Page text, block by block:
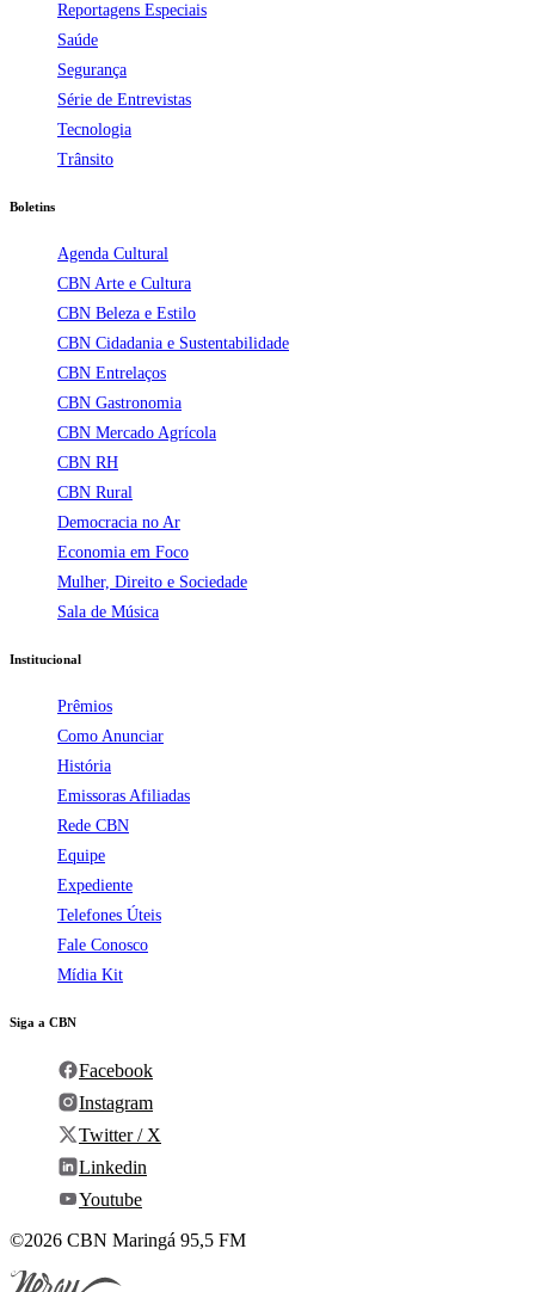
Reportagens Especiais
Saúde
Segurança
Série de Entrevistas
Tecnologia
Trânsito
Boletins
Agenda Cultural
CBN Arte e Cultura
CBN Beleza e Estilo
CBN Cidadania e Sustentabilidade
CBN Entrelaços
CBN Gastronomia
CBN Mercado Agrícola
CBN RH
CBN Rural
Democracia no Ar
Economia em Foco
Mulher, Direito e Sociedade
Sala de Música
Institucional
Prêmios
Como Anunciar
História
Emissoras Afiliadas
Rede CBN
Equipe
Expediente
Telefones Úteis
Fale Conosco
Mídia Kit
Siga a CBN
Facebook
Instagram
Twitter / X
Linkedin
Youtube
©2026 CBN Maringá 95,5 FM